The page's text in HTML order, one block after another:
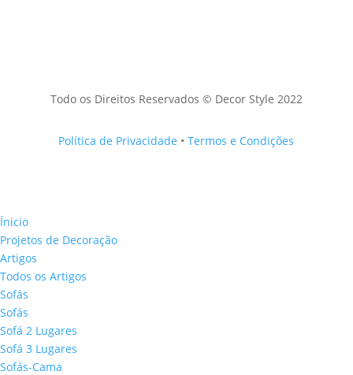
Todo os Direitos Reservados © Decor Style 2022
Política de Privacidade •Termos e Condições
Ínicio
Projetos de Decoração
Artigos
Todos os Artigos
Sofás
Sofás
Sofá 2 Lugares
Sofá 3 Lugares
Sofás-Cama